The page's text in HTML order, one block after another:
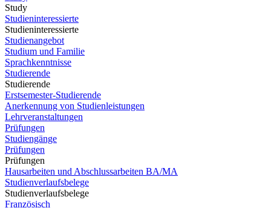
Study
Studieninteressierte
Studieninteressierte
Studienangebot
Studium und Familie
Sprachkenntnisse
Studierende
Studierende
Erstsemester-Studierende
Anerkennung von Studienleistungen
Lehrveranstaltungen
Prüfungen
Studiengänge
Prüfungen
Prüfungen
Hausarbeiten und Abschlussarbeiten BA/MA
Studienverlaufsbelege
Studienverlaufsbelege
Französisch